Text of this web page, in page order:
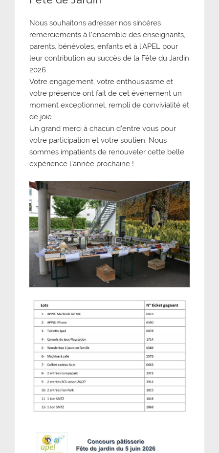
Nous souhaitons adresser nos sincères
remerciements à l’ensemble des enseignants,
parents, bénévoles, enfants et à l’APEL pour
leur contribution au succès de la Fête du Jardin
2026.
Votre engagement, votre enthousiasme et
votre présence ont fait de cet événement un
moment exceptionnel, rempli de convivialité et
de joie.
Un grand merci à chacun d’entre vous pour
votre participation et votre soutien. Nous
sommes impatients de renouveler cette belle
expérience l’année prochaine !